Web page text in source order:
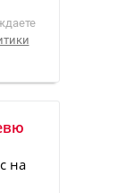
на